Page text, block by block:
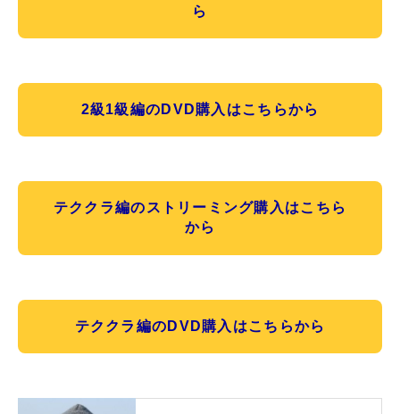
ら
2級1級編のDVD購入はこちらから
テククラ編のストリーミング購入はこちら
から
テククラ編のDVD購入はこちらから